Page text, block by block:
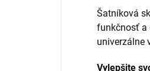
Šatníková
funkčnosť a
univerzálne
Vylepšite